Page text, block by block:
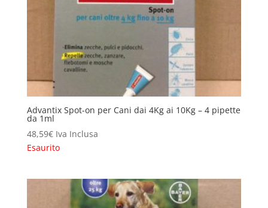
Advantix Spot-on per Cani dai 4Kg ai 10Kg – 4 pipette
da 1ml
48,59€ Iva Inclusa
Esaurito